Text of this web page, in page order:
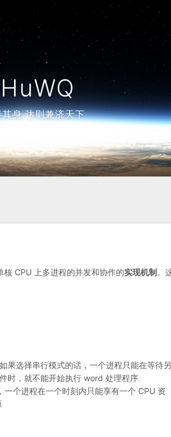
身,达则兼济天下
CPU 上多进程的并发和协作的实现机制。
果选择串行模式的话，一个进程只能在等待另
时，就不能开始执行 word 处理程序
个进程在一个时刻内只能享有一个 CPU 资